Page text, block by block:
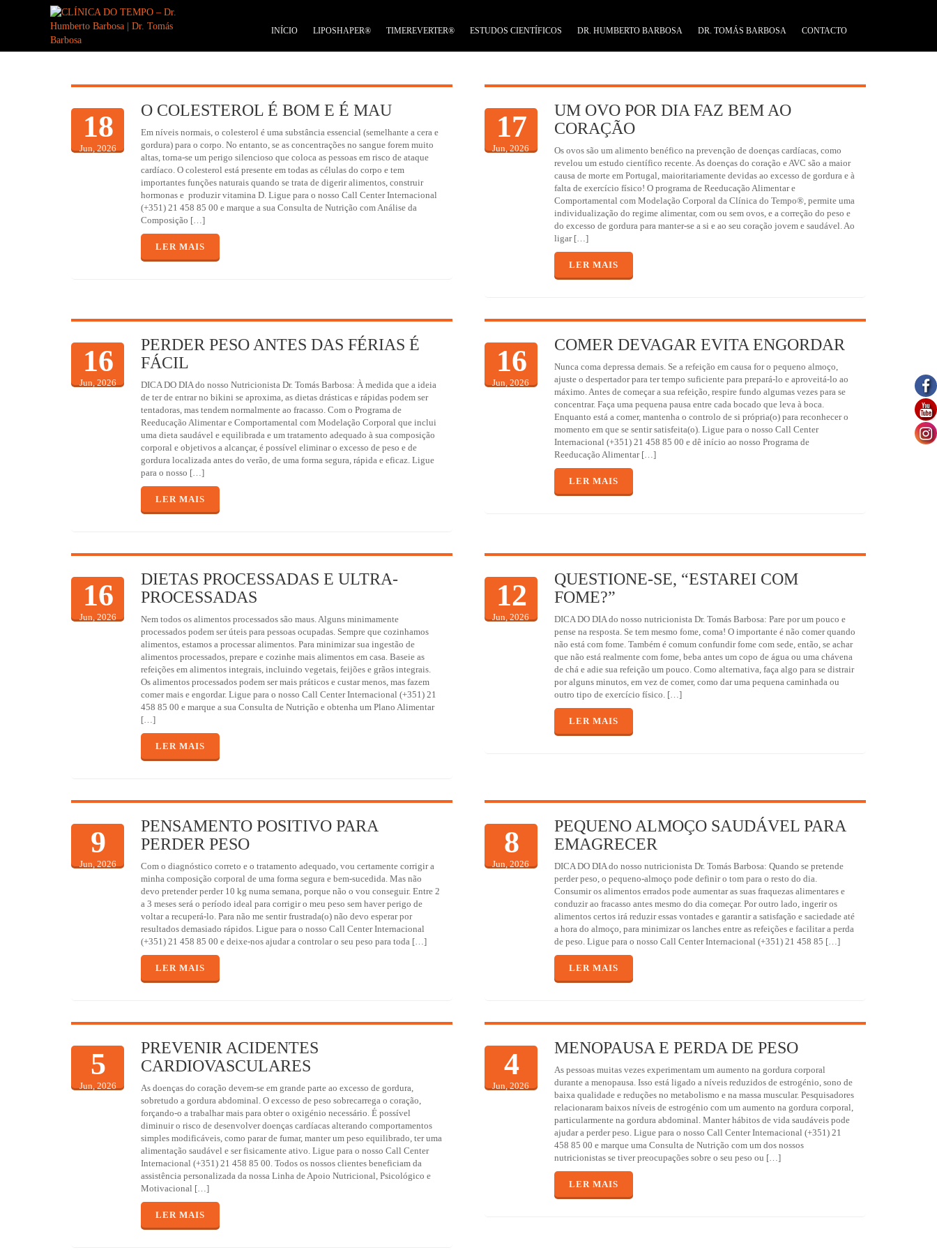
INÍCIO LIPOSHAPER® TIMEREVERTER® ESTUDOS CIENTÍFICOS DR. HUMBERTO BARBOSA DR. TOMÁS BARBOSA CONTACTO
18
Jun, 2026
O COLESTEROL É BOM E É MAU
Em níveis normais, o colesterol é uma substância essencial (semelhante a cera e
gordura) para o corpo. No entanto, se as concentrações no sangue forem muito
altas, torna-se um perigo silencioso que coloca as pessoas em risco de ataque
cardíaco. O colesterol está presente em todas as células do corpo e tem
importantes funções naturais quando se trata de digerir alimentos, construir
hormonas e produzir vitamina D. Ligue para o nosso Call Center Internacional
(+351) 21 458 85 00 e marque a sua Consulta de Nutrição com Análise da
Composição […]
LER MAIS
17
Jun, 2026
UM OVO POR DIA FAZ BEM AO
CORAÇÃO
Os ovos são um alimento benéfico na prevenção de doenças cardíacas, como
revelou um estudo científico recente. As doenças do coração e AVC são a maior
causa de morte em Portugal, maioritariamente devidas ao excesso de gordura e à
falta de exercício físico! O programa de Reeducação Alimentar e
Comportamental com Modelação Corporal da Clínica do Tempo®, permite uma
individualização do regime alimentar, com ou sem ovos, e a correção do peso e
do excesso de gordura para manter-se a si e ao seu coração jovem e saudável. Ao
ligar […]
LER MAIS
16
Jun, 2026
PERDER PESO ANTES DAS FÉRIAS É
FÁCIL
DICA DO DIA do nosso Nutricionista Dr. Tomás Barbosa: À medida que a ideia
de ter de entrar no bikini se aproxima, as dietas drásticas e rápidas podem ser
tentadoras, mas tendem normalmente ao fracasso. Com o Programa de
Reeducação Alimentar e Comportamental com Modelação Corporal que inclui
uma dieta saudável e equilibrada e um tratamento adequado à sua composição
corporal e objetivos a alcançar, é possível eliminar o excesso de peso e de
gordura localizada antes do verão, de uma forma segura, rápida e eficaz. Ligue
para o nosso […]
LER MAIS
16
Jun, 2026
COMER DEVAGAR EVITA ENGORDAR
Nunca coma depressa demais. Se a refeição em causa for o pequeno almoço,
ajuste o despertador para ter tempo suficiente para prepará-lo e aproveitá-lo ao
máximo. Antes de começar a sua refeição, respire fundo algumas vezes para se
concentrar. Faça uma pequena pausa entre cada bocado que leva à boca.
Enquanto está a comer, mantenha o controlo de si própria(o) para reconhecer o
momento em que se sentir satisfeita(o). Ligue para o nosso Call Center
Internacional (+351) 21 458 85 00 e dê início ao nosso Programa de
Reeducação Alimentar […]
LER MAIS
16
Jun, 2026
DIETAS PROCESSADAS E ULTRA-
PROCESSADAS
Nem todos os alimentos processados são maus. Alguns minimamente
processados podem ser úteis para pessoas ocupadas. Sempre que cozinhamos
alimentos, estamos a processar alimentos. Para minimizar sua ingestão de
alimentos processados, prepare e cozinhe mais alimentos em casa. Baseie as
refeições em alimentos integrais, incluindo vegetais, feijões e grãos integrais.
Os alimentos processados podem ser mais práticos e custar menos, mas fazem
comer mais e engordar. Ligue para o nosso Call Center Internacional (+351) 21
458 85 00 e marque a sua Consulta de Nutrição e obtenha um Plano Alimentar
[…]
LER MAIS
12
Jun, 2026
QUESTIONE-SE, “ESTAREI COM
FOME?”
DICA DO DIA do nosso nutricionista Dr. Tomás Barbosa: Pare por um pouco e
pense na resposta. Se tem mesmo fome, coma! O importante é não comer quando
não está com fome. Também é comum confundir fome com sede, então, se achar
que não está realmente com fome, beba antes um copo de água ou uma chávena
de chá e adie sua refeição um pouco. Como alternativa, faça algo para se distrair
por alguns minutos, em vez de comer, como dar uma pequena caminhada ou
outro tipo de exercício físico. […]
LER MAIS
9
Jun, 2026
PENSAMENTO POSITIVO PARA
PERDER PESO
Com o diagnóstico correto e o tratamento adequado, vou certamente corrigir a
minha composição corporal de uma forma segura e bem-sucedida. Mas não
devo pretender perder 10 kg numa semana, porque não o vou conseguir. Entre 2
a 3 meses será o período ideal para corrigir o meu peso sem haver perigo de
voltar a recuperá-lo. Para não me sentir frustrada(o) não devo esperar por
resultados demasiado rápidos. Ligue para o nosso Call Center Internacional
(+351) 21 458 85 00 e deixe-nos ajudar a controlar o seu peso para toda […]
LER MAIS
8
Jun, 2026
PEQUENO ALMOÇO SAUDÁVEL PARA
EMAGRECER
DICA DO DIA do nosso nutricionista Dr. Tomás Barbosa: Quando se pretende
perder peso, o pequeno-almoço pode definir o tom para o resto do dia.
Consumir os alimentos errados pode aumentar as suas fraquezas alimentares e
conduzir ao fracasso antes mesmo do dia começar. Por outro lado, ingerir os
alimentos certos irá reduzir essas vontades e garantir a satisfação e saciedade até
a hora do almoço, para minimizar os lanches entre as refeições e facilitar a perda
de peso. Ligue para o nosso Call Center Internacional (+351) 21 458 85 […]
LER MAIS
5
Jun, 2026
PREVENIR ACIDENTES
CARDIOVASCULARES
As doenças do coração devem-se em grande parte ao excesso de gordura,
sobretudo a gordura abdominal. O excesso de peso sobrecarrega o coração,
forçando-o a trabalhar mais para obter o oxigénio necessário. É possível
diminuir o risco de desenvolver doenças cardíacas alterando comportamentos
simples modificáveis, como parar de fumar, manter um peso equilibrado, ter uma
alimentação saudável e ser fisicamente ativo. Ligue para o nosso Call Center
Internacional (+351) 21 458 85 00. Todos os nossos clientes beneficiam da
assistência personalizada da nossa Linha de Apoio Nutricional, Psicológico e
Motivacional […]
LER MAIS
4
Jun, 2026
MENOPAUSA E PERDA DE PESO
As pessoas muitas vezes experimentam um aumento na gordura corporal
durante a menopausa. Isso está ligado a níveis reduzidos de estrogénio, sono de
baixa qualidade e reduções no metabolismo e na massa muscular. Pesquisadores
relacionaram baixos níveis de estrogénio com um aumento na gordura corporal,
particularmente na gordura abdominal. Manter hábitos de vida saudáveis pode
ajudar a perder peso. Ligue para o nosso Call Center Internacional (+351) 21
458 85 00 e marque uma Consulta de Nutrição com um dos nossos
nutricionistas se tiver preocupações sobre o seu peso ou […]
LER MAIS